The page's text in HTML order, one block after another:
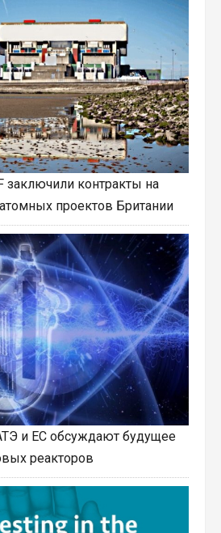
заключили контракты на
проектов Британии
и ЕС обсуждают будущее
реакторов